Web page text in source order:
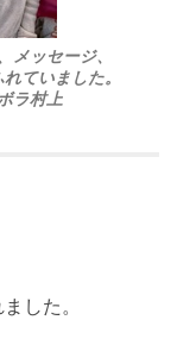
メッセージ、
ていました。
ラ村上
した。